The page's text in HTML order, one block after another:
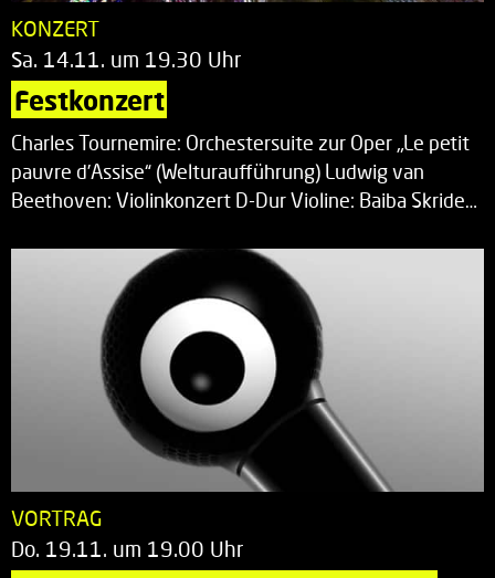
KONZERT
Sa. 14.11. um 19.30 Uhr
Festkonzert
Charles Tournemire: Orchestersuite zur Oper „Le petit
pauvre d’Assise“ (Welturaufführung) Ludwig van
Beethoven: Violinkonzert D-Dur Violine: Baiba Skride…
VORTRAG
Do. 19.11. um 19.00 Uhr